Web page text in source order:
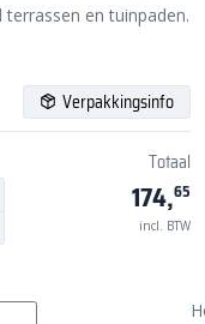
en tuinpaden.
Verpakkingsinfo
Totaal
174,65
incl. BTW